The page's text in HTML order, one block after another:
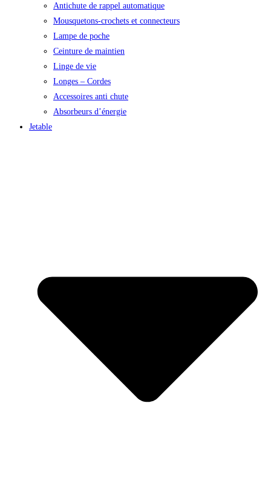
Antichute de rappel automatique
Mousquetons-crochets et connecteurs
Lampe de poche
Ceinture de maintien
Linge de vie
Longes – Cordes
Accessoires anti chute
Absorbeurs d’énergie
Jetable